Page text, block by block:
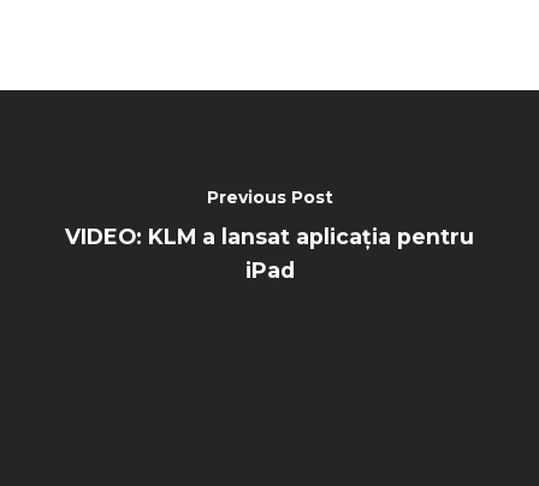
Previous Post
VIDEO: KLM a lansat aplicația pentru
iPad